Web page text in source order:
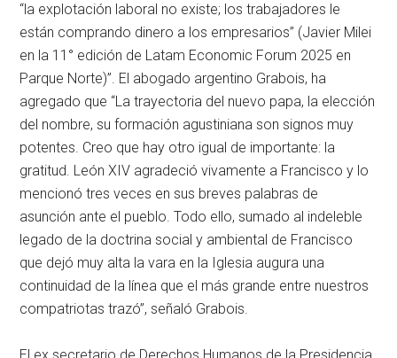
“la explotación laboral no existe; los trabajadores le
están comprando dinero a los empresarios” (Javier Milei
en la 11° edición de Latam Economic Forum 2025 en
Parque Norte)”. El abogado argentino Grabois, ha
agregado que “La trayectoria del nuevo papa, la elección
del nombre, su formación agustiniana son signos muy
potentes. Creo que hay otro igual de importante: la
gratitud. León XIV agradeció vivamente a Francisco y lo
mencionó tres veces en sus breves palabras de
asunción ante el pueblo. Todo ello, sumado al indeleble
legado de la doctrina social y ambiental de Francisco
que dejó muy alta la vara en la Iglesia augura una
continuidad de la línea que el más grande entre nuestros
compatriotas trazó”, señaló Grabois.